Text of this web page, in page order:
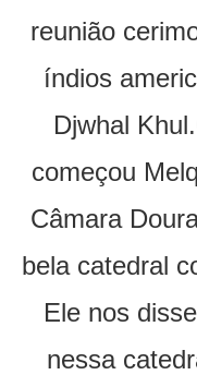
reunião
índios
Djwhal
começou
Câmara
bela catedral
Ele nos
nessa